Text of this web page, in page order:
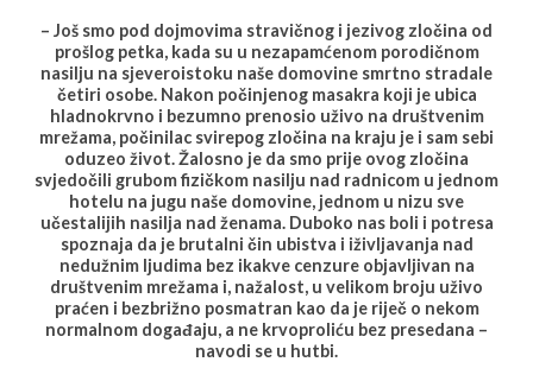
– Još smo pod dojmovima stravičnog i jezivog zločina od
prošlog petka, kada su u nezapamćenom porodičnom
nasilju na sjeveroistoku naše domovine smrtno stradale
četiri osobe. Nakon počinjenog masakra koji je ubica
hladnokrvno i bezumno prenosio uživo na društvenim
mrežama, počinilac svirepog zločina na kraju je i sam sebi
oduzeo život. Žalosno je da smo prije ovog zločina
svjedočili grubom fizičkom nasilju nad radnicom u jednom
hotelu na jugu naše domovine, jednom u nizu sve
učestalijih nasilja nad ženama. Duboko nas boli i potresa
spoznaja da je brutalni čin ubistva i iživljavanja nad
nedužnim ljudima bez ikakve cenzure objavljivan na
društvenim mrežama i, nažalost, u velikom broju uživo
praćen i bezbrižno posmatran kao da je riječ o nekom
normalnom događaju, a ne krvoproliću bez presedana –
navodi se u hutbi.